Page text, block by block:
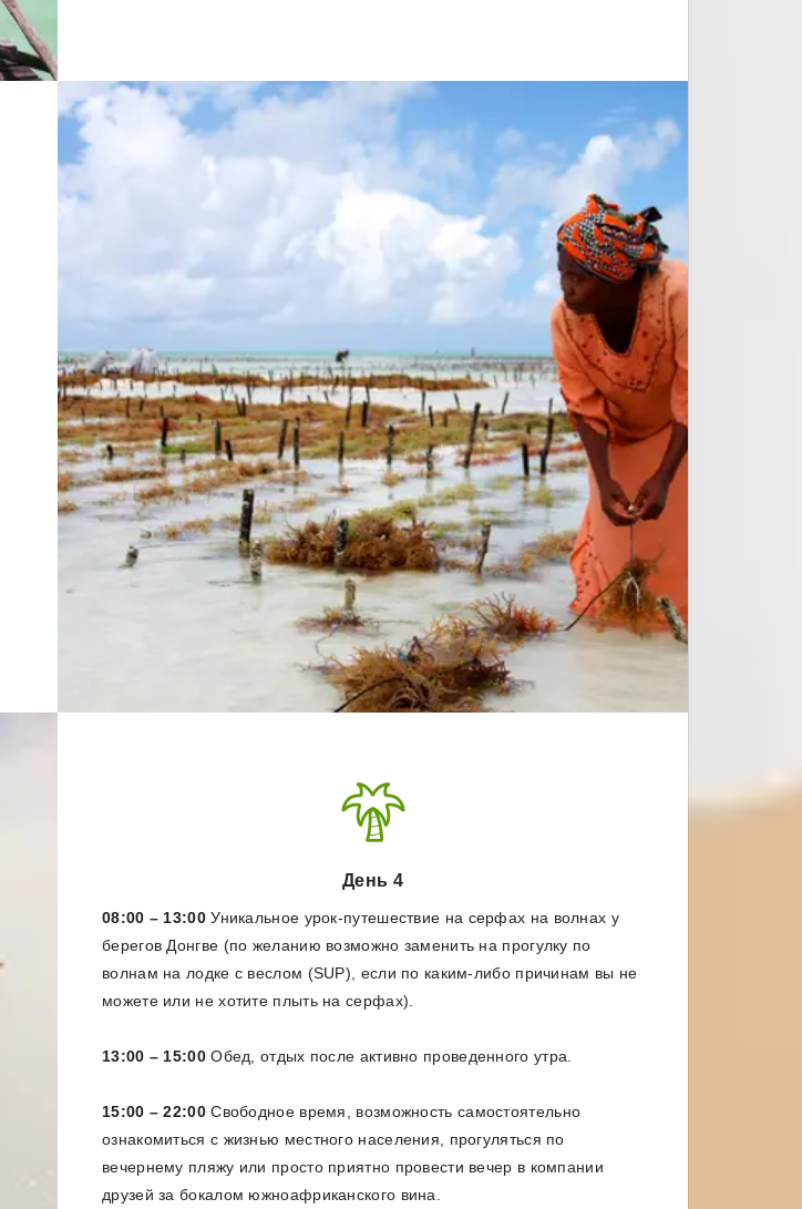
День 4
08:00 – 13:00Уникальное урок-путешествие на серфах на волнах у
берегов Донгве (по желанию возможно заменить на прогулку по
волнам на лодке с веслом (SUP), если по каким-либо причинам вы не
можете или не хотите плыть на серфах).
13:00 – 15:00Обед, отдых после активно проведенного утра.
15:00 – 22:00Свободное время, возможность самостоятельно
ознакомиться с жизнью местного населения, прогуляться по
вечернему пляжу или просто приятно провести вечер в компании
друзей за бокалом южноафриканского вина.